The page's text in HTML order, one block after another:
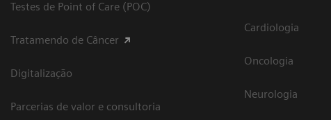
Testes de Point of Care (POC)
Tratamendo de Câncer
Digitalização
Parcerias de valor e consultoria
Cardiologia
Oncologia
Neurologia